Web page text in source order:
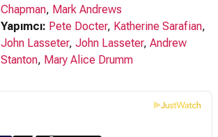
Chapman, Mark Andrews
Yapımcı: Pete Docter, Katherine Sarafian,
John Lasseter, John Lasseter, Andrew
Stanton, Mary Alice Drumm